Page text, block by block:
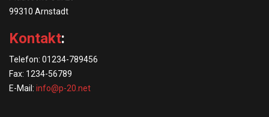
99310 Arnstadt
Kontakt:
Telefon: 01234-789456
Fax: 1234-56789
E-Mail: info@p-20.net